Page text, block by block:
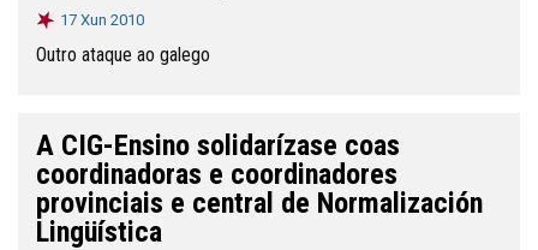
17 Xun 2010
Outro ataque ao galego
A CIG-Ensino solidarízase coas
coordinadoras e coordinadores
provinciais e central de Normalización
Lingüística